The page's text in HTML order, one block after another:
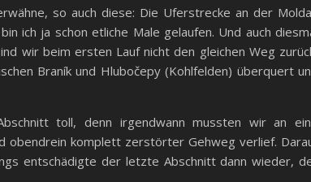
so auch diese: Die Uferstrecke an der
ich ja schon etliche Male gelaufen. Und auch
wir beim ersten Lauf nicht den gleichen Weg
Braník und Hlubočepy (Kohlfelden) überquert
toll, denn irgendwann mussten wir an
obendrein komplett zerstörter Gehweg verlief.
entschädigte der letzte Abschnitt dann wieder,